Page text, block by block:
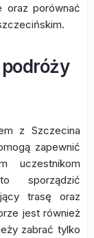
oraz porównać
z Szczecina
zapewnić
uczestnikom
sporządzić
trasę oraz
jest również
zabrać tylko